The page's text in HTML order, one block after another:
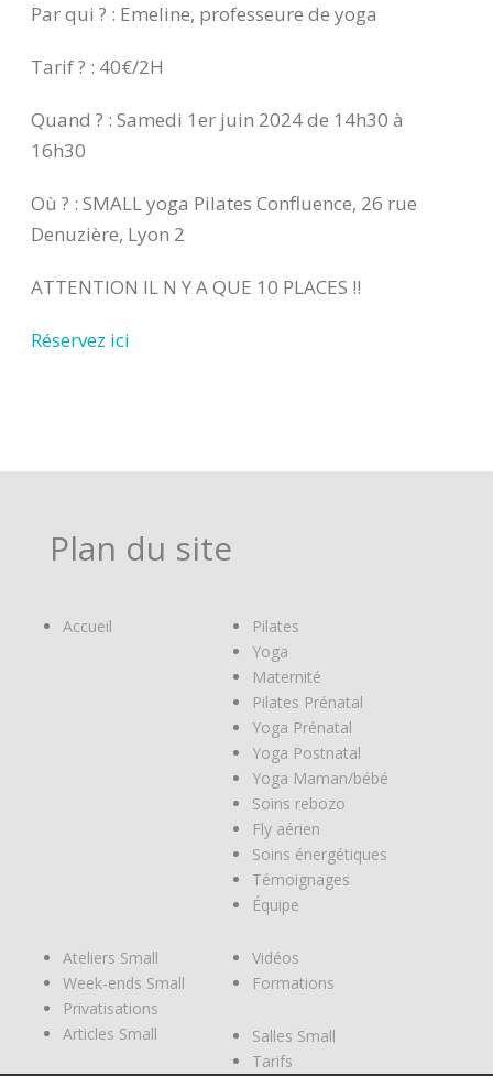
Par qui ? : Emeline, professeure de yoga
Tarif ? : 40€/2H
Quand ? : Samedi 1er juin 2024 de 14h30 à
16h30
Où ? : SMALL yoga Pilates Confluence, 26 rue
Denuzière, Lyon 2
ATTENTION IL N Y A QUE 10 PLACES !!
Réservez ici
Plan du site
Accueil
Pilates
Yoga
Maternité
Pilates Prénatal
Yoga Prénatal
Yoga Postnatal
Yoga Maman/bébé
Soins rebozo
Fly aérien
Soins énergétiques
Témoignages
Équipe
Ateliers Small
Week-ends Small
Privatisations
Articles Small
Vidéos
Formations
Salles Small
Tarifs